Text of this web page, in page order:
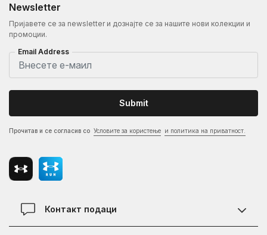
Newsletter
Пријавете се за newsletter и дознајте се за нашите нови колекции и
промоции.
Email Address
Submit
Прочитав и се согласив со Условите за користење и политика на приватност.
Контакт подаци